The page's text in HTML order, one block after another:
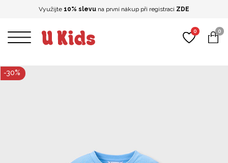
-30%
Využijte 10% slevu na první nákup při registraci ZDE
0
0